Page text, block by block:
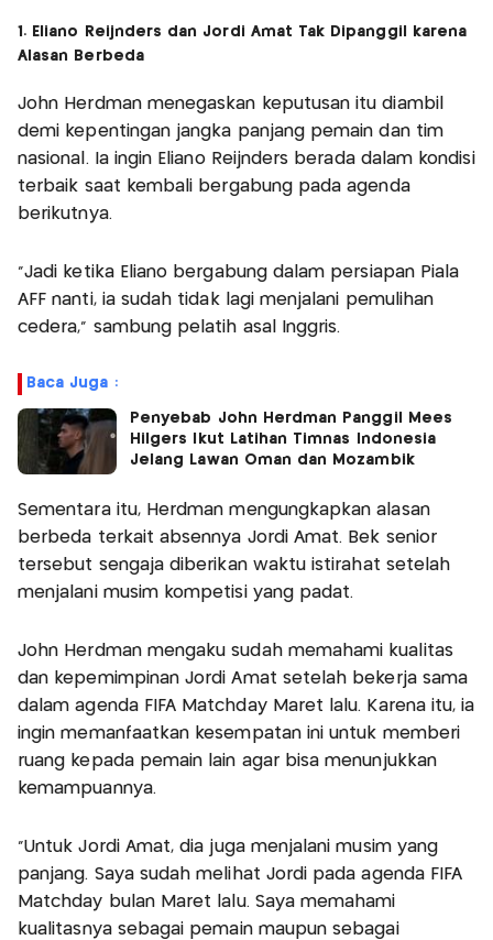
1. Eliano Reijnders dan Jordi Amat Tak Dipanggil karena
Alasan Berbeda
John Herdman menegaskan keputusan itu diambil
demi kepentingan jangka panjang pemain dan tim
nasional. Ia ingin Eliano Reijnders berada dalam kondisi
terbaik saat kembali bergabung pada agenda
berikutnya.
“Jadi ketika Eliano bergabung dalam persiapan Piala
AFF nanti, ia sudah tidak lagi menjalani pemulihan
cedera,” sambung pelatih asal Inggris.
Baca Juga :
Penyebab John Herdman Panggil Mees
Hilgers Ikut Latihan Timnas Indonesia
Jelang Lawan Oman dan Mozambik
Sementara itu, Herdman mengungkapkan alasan
berbeda terkait absennya Jordi Amat. Bek senior
tersebut sengaja diberikan waktu istirahat setelah
menjalani musim kompetisi yang padat.
John Herdman mengaku sudah memahami kualitas
dan kepemimpinan Jordi Amat setelah bekerja sama
dalam agenda FIFA Matchday Maret lalu. Karena itu, ia
ingin memanfaatkan kesempatan ini untuk memberi
ruang kepada pemain lain agar bisa menunjukkan
kemampuannya.
“Untuk Jordi Amat, dia juga menjalani musim yang
panjang. Saya sudah melihat Jordi pada agenda FIFA
Matchday bulan Maret lalu. Saya memahami
kualitasnya sebagai pemain maupun sebagai